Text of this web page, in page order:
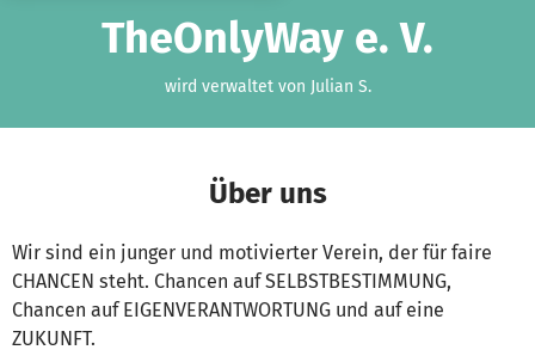
TheOnlyWay e. V.
wird verwaltet von Julian S.
Über uns
Wir sind ein junger und motivierter Verein, der für faire
CHANCEN steht. Chancen auf SELBSTBESTIMMUNG,
Chancen auf EIGENVERANTWORTUNG und auf eine
ZUKUNFT.